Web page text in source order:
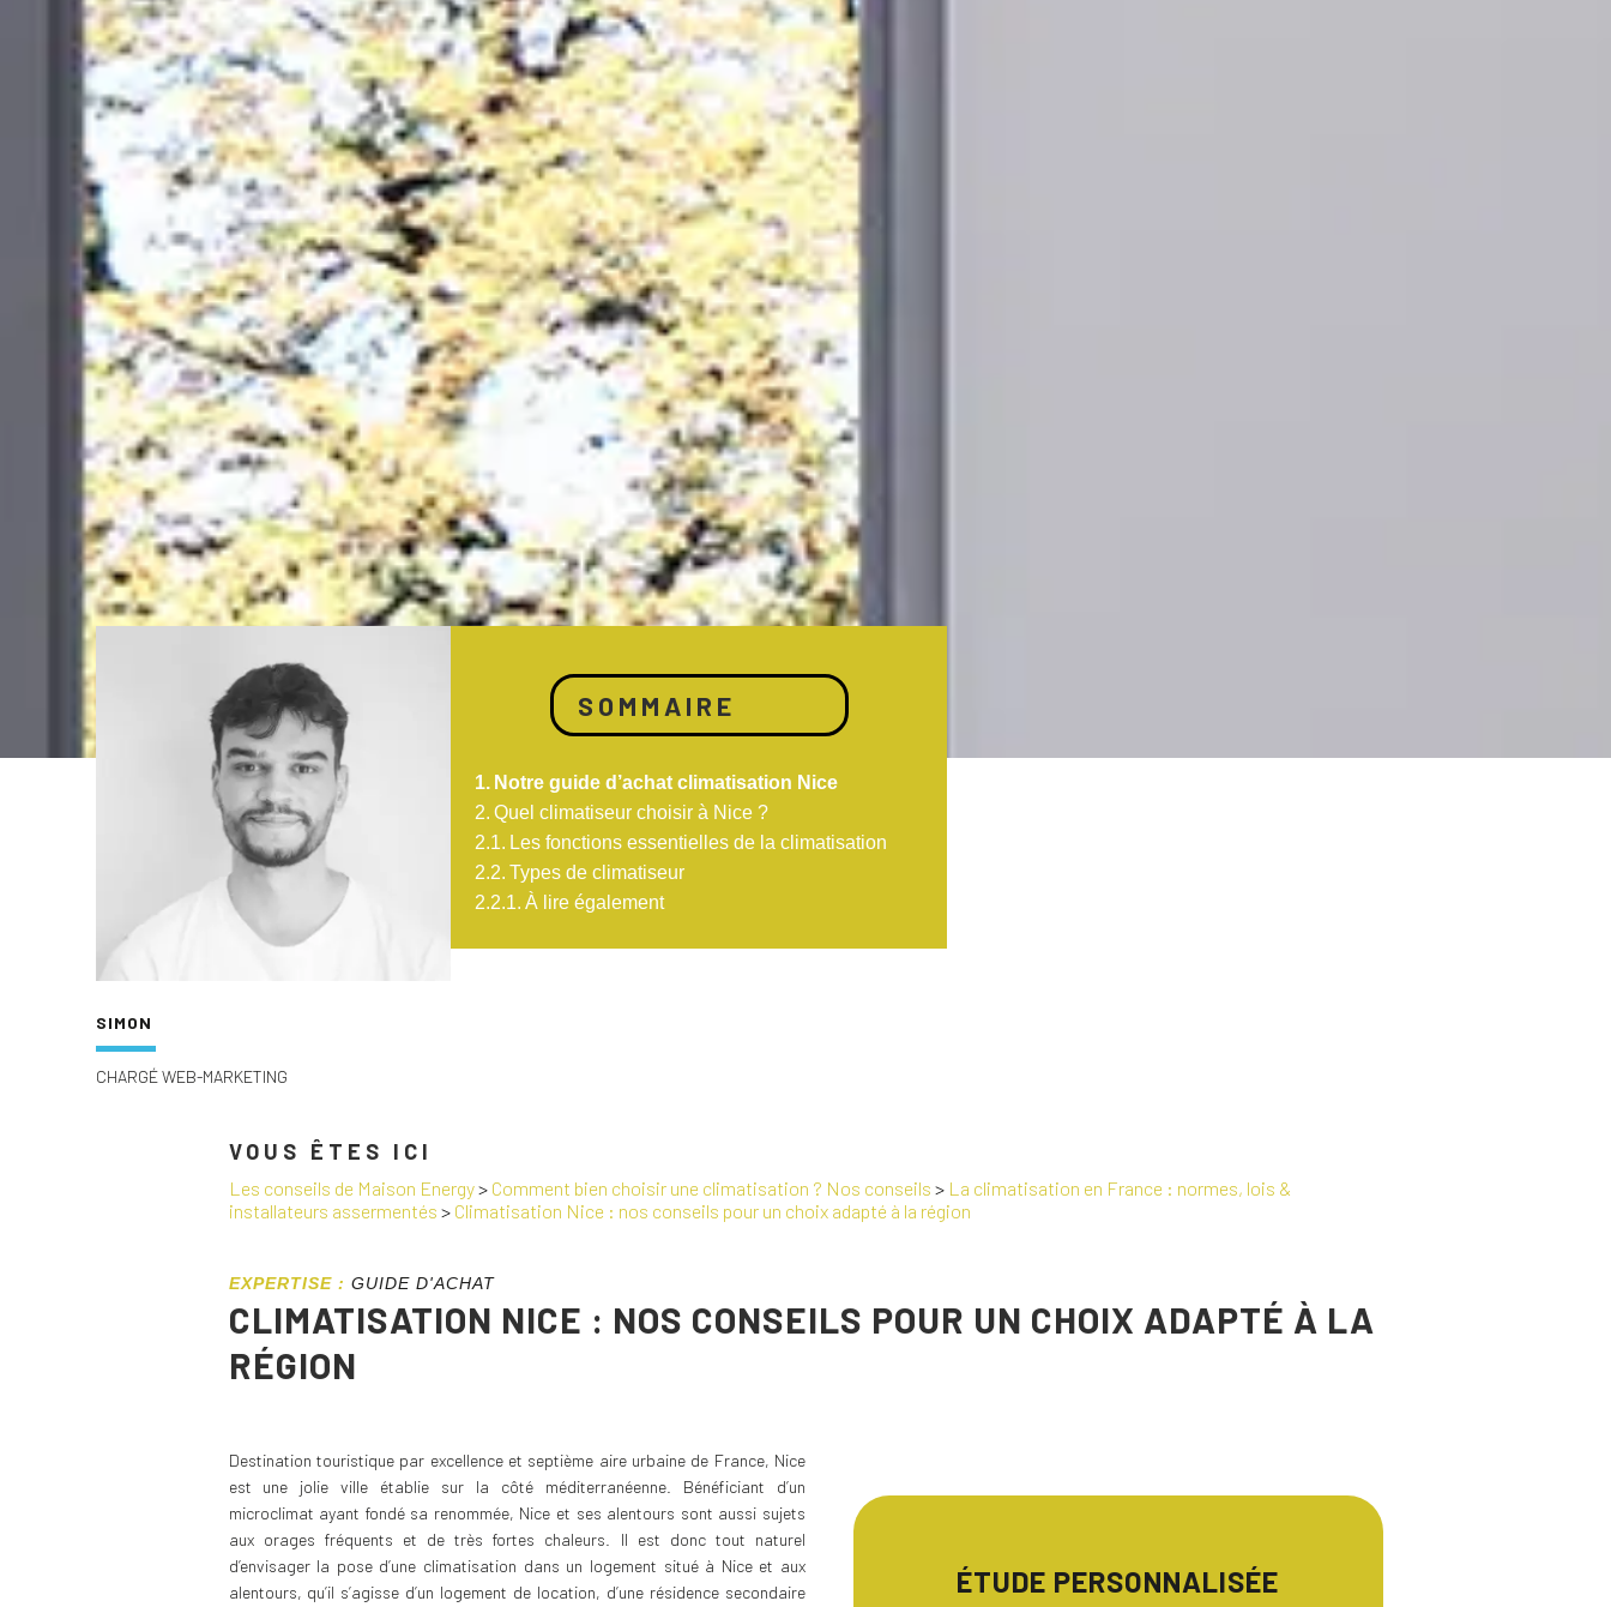
SIMON
CHARGÉ WEB-MARKETING
SOMMAIRE
Notre guide d’achat climatisation Nice
Quel climatiseur choisir à Nice ?
Les fonctions essentielles de la climatisation
Types de climatiseur
À lire également
VOUS ÊTES ICI
Les conseils de Maison Energy> Comment bien choisir une climatisation ? Nos conseils > La climatisation en France : normes, lois &
installateurs assermentés > Climatisation Nice : nos conseils pour un choix adapté à la région
EXPERTISE : GUIDE D'ACHAT
CLIMATISATION NICE : NOS CONSEILS POUR UN CHOIX ADAPTÉ À LA
RÉGION
ÉTUDE PERSONNALISÉE
Destination touristique par excellence et septième aire urbaine de France, Nice
est une jolie ville établie sur la côté méditerranéenne. Bénéficiant d’un
microclimat ayant fondé sa renommée, Nice et ses alentours sont aussi sujets
aux orages fréquents et de très fortes chaleurs. Il est donc tout naturel
d’envisager la pose d’une climatisation dans un logement situé à Nice et aux
alentours, qu’il s’agisse d’un logement de location, d’une résidence secondaire